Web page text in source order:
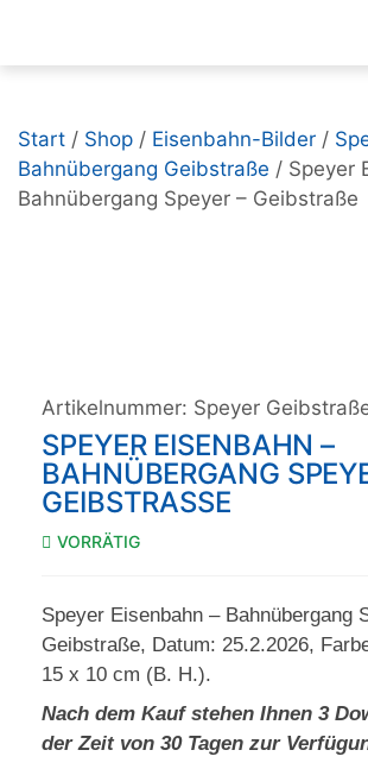
Start / Shop / Eisenbahn-Bilder /
Bahnübergang Geibstraße / Speyer
Bahnübergang Speyer – Geibstraße
Artikelnummer: Speyer
SPEYER EISENBAHN –
BAHNÜBERGANG
GEIBSTRASSE
VORRÄTIG
Speyer Eisenbahn – Bahnübergang
Geibstraße, Datum: 25.2.2026,
15 x 10 cm (B. H.).
Nach dem Kauf stehen Ihnen 3
der Zeit von 30 Tagen zur